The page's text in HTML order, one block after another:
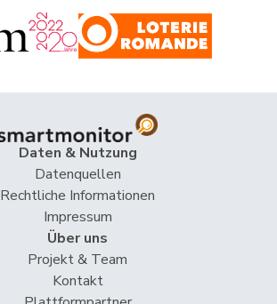
Daten & Nutzung
Datenquellen
Rechtliche Informationen
Impressum
Über uns
Projekt & Team
Kontakt